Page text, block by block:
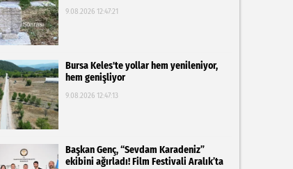
9.08.2026 12:47:21
Bursa Keles'te yollar hem yenileniyor,
hem genişliyor
9.08.2026 12:47:13
Başkan Genç, “Sevdam Karadeniz”
ekibini ağırladı! Film Festivali Aralık’ta